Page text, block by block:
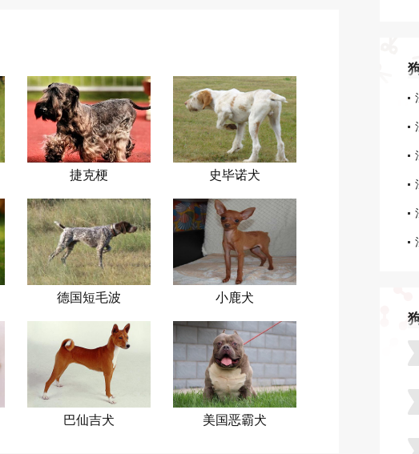
捷克梗 史毕诺犬
德国短毛波
小鹿犬
巴仙吉犬 美国恶霸犬